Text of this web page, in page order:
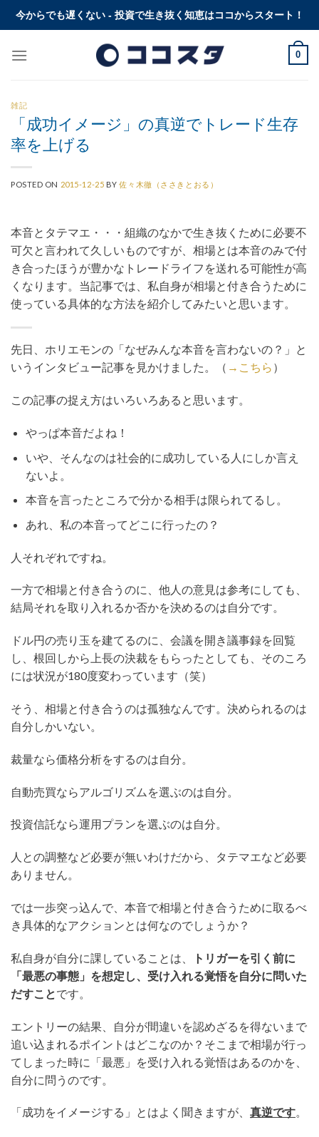
Skip今からでも遅くない - 投資で生き抜く知恵はココからスタート！
0
雑記
「成功イメージ」の真逆でトレード生存
率を上げる
POSTED ON 2015-12-25 BY佐々木徹（ささきとおる）
本音とタテマエ・・・組織のなかで生き抜くために必要不
可欠と言われて久しいものですが、相場とは本音のみで付
き合ったほうが豊かなトレードライフを送れる可能性が高
くなります。当記事では、私自身が相場と付き合うために
使っている具体的な方法を紹介してみたいと思います。
先日、ホリエモンの「なぜみんな本音を言わないの？」と
いうインタビュー記事を見かけました。（ →こちら ）
この記事の捉え方はいろいろあると思います。
やっぱ本音だよね！
いや、そんなのは社会的に成功している人にしか言え
ないよ。
本音を言ったところで分かる相手は限られてるし。
あれ、私の本音ってどこに行ったの？
人それぞれですね。
一方で相場と付き合うのに、他人の意見は参考にしても、
結局それを取り入れるか否かを決めるのは自分です。
ドル円の売り玉を建てるのに、会議を開き議事録を回覧
し、根回しから上長の決裁をもらったとしても、そのころ
には状況が180度変わっています（笑）
そう、相場と付き合うのは孤独なんです。決められるのは
自分しかいない。
裁量なら価格分析をするのは自分。
自動売買ならアルゴリズムを選ぶのは自分。
投資信託なら運用プランを選ぶのは自分。
人との調整など必要が無いわけだから、タテマエなど必要
ありません。
では一歩突っ込んで、本音で相場と付き合うために取るべ
き具体的なアクションとは何なのでしょうか？
私自身が自分に課していることは、
トリガーを引く前に
「最悪の事態」を想定し、受け入れる覚悟を自分に問いた
だすことです。
エントリーの結果、自分が間違いを認めざるを得ないまで
追い込まれるポイントはどこなのか？そこまで相場が行っ
てしまった時に「最悪」を受け入れる覚悟はあるのかを、
自分に問うのです。
「成功をイメージする」とはよく聞きますが、 真逆です。